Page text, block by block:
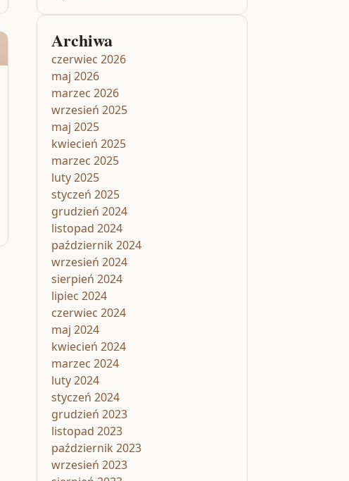
Archiwa
czerwiec 2026
maj 2026
marzec 2026
wrzesień 2025
maj 2025
kwiecień 2025
marzec 2025
luty 2025
styczeń 2025
grudzień 2024
listopad 2024
październik 2024
wrzesień 2024
sierpień 2024
lipiec 2024
czerwiec 2024
maj 2024
kwiecień 2024
marzec 2024
luty 2024
styczeń 2024
grudzień 2023
listopad 2023
październik 2023
wrzesień 2023